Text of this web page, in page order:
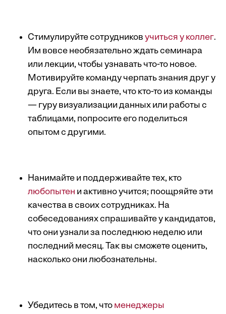
Стимулируйте сотрудников учиться у коллег.
Им вовсе необязательно ждать семинара
или лекции, чтобы узнавать что-то новое.
Мотивируйте команду черпать знания друг у
друга. Если вы знаете, что кто-то из команды
— гуру визуализации данных или работы с
таблицами, попросите его поделиться
опытом с другими.
Нанимайте и поддерживайте тех, кто
любопытен и активно учится; поощряйте эти
качества в своих сотрудниках. На
собеседованиях спрашивайте у кандидатов,
что они узнали за последнюю неделю или
последний месяц. Так вы сможете оценить,
насколько они любознательны.
Убедитесь в том, что менеджеры